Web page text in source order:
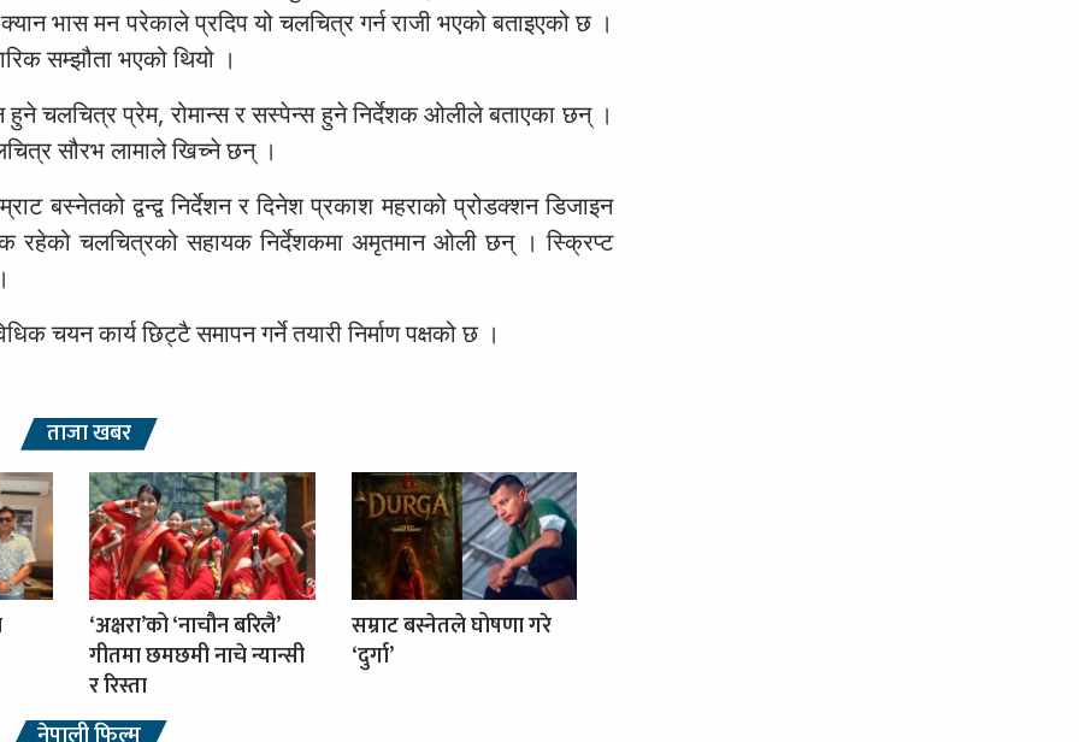
भास मन परेकाले प्रदिप यो चलचित्र गर्न राजी भएको बताइएको छ ।
सम्झौता भएको थियो ।
हुने चलचित्र प्रेम, रोमान्स र सस्पेन्स हुने निर्देशक ओलीले बताएका छन् ।
सौरभ लामाले खिच्ने छन् ।
बस्नेतको द्वन्द्व निर्देशन र दिनेश प्रकाश महराको प्रोडक्शन डिजाइन
रहेको चलचित्रको सहायक निर्देशकमा अमृतमान ओली छन् । स्क्रिप्ट
चयन कार्य छिट्टै समापन गर्ने तयारी निर्माण पक्षको छ ।
ताजा खबर
‘अक्षरा’को ‘नाचौन बरिलै’
गीतमा छमछमी नाचे न्यान्सी
र रिस्ता
सम्राट बस्नेतले घोषणा गरे
‘दुर्गा’